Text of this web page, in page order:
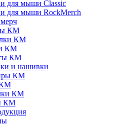
для мыши Classic
для мыши RockMerch
КМ
КМ
КМ
КМ
и нашивки
КМ
КМ
КМ